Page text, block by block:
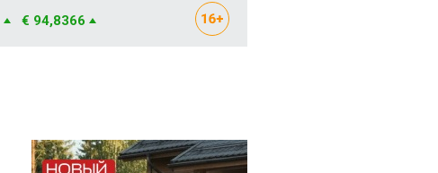
€ 94,8366